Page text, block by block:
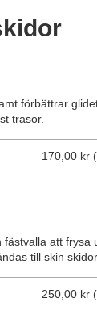
förbättrar
trasor.
170,00 kr
fästvalla att frysa
till skin skidor.
250,00 kr